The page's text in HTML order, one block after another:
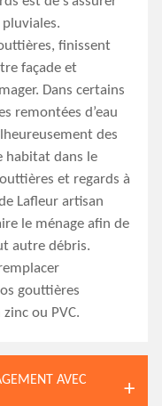
pluviales.
finissent
façade et
Dans certains
remontées d’eau
des
habitat dans le
et regards à
Lafleur artisan
le ménage afin de
autre débris.
gouttières
ou PVC.
AVEC